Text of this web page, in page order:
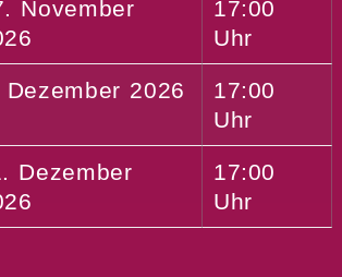
November
17:00
Uhr
Dezember 2026
17:00
Uhr
Dezember
17:00
Uhr